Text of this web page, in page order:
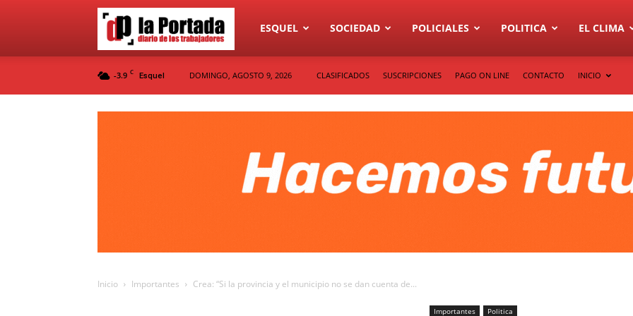
Diario
ESQUEL SOCIEDAD POLICIALES POLITICA EL CLIMA
-3.9 C Esquel DOMINGO, AGOSTO 9, 2026 CLASIFICADOS SUSCRIPCIONES PAGO ON LINE CONTACTO INICIO
Inicio Importantes Crea: “Si la provincia y el municipio no se dan cuenta de...
Importantes Politica